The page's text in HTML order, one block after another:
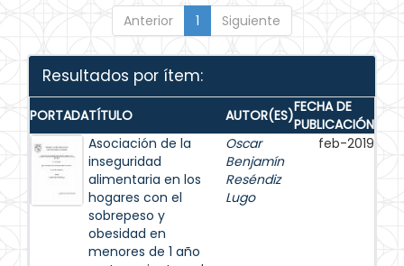
Anterior 1 Siguiente
Resultados por ítem:
PORTADATÍTULO AUTOR(ES)FECHA DE
PUBLICACIÓN
Asociación de la
inseguridad
alimentaria en los
hogares con el
sobrepeso y
obesidad en
menores de 1 año
Oscar
Benjamín
Reséndiz
Lugo
feb-2019